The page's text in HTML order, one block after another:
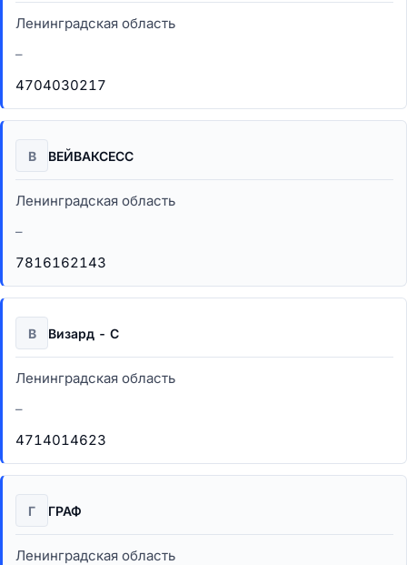
Ленинградская область
–
4704030217
В ВЕЙВАКСЕСС
Ленинградская область
–
7816162143
В Визард - С
Ленинградская область
–
4714014623
Г ГРАФ
Ленинградская область